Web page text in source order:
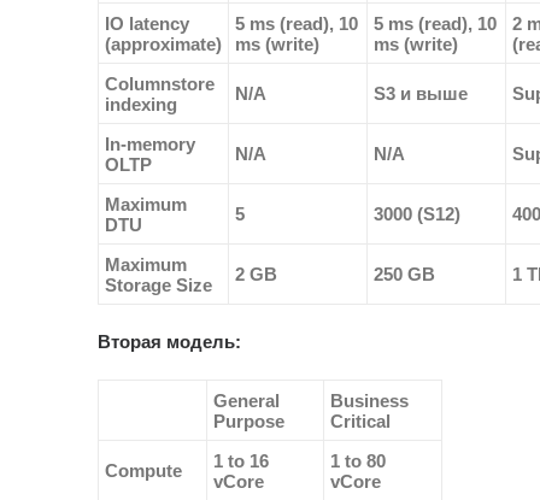
IO latency
(approximate)
5 ms (read), 10
ms (write)
5 ms (read), 10
ms (write)
2
Columnstore
indexing
N/A S3 и выше
In-memory
OLTP
N/A N/A
Maximum
DTU
5 3000 (S12)
Maximum
Storage Size
2 GB 250 GB 1
Вторая модель:
General
Purpose
Business
Critical
Compute
1 to 16
vCore
1 to 80
vCore